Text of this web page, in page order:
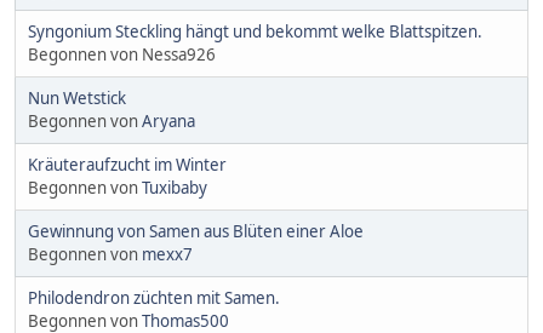
Syngonium Steckling hängt und bekommt welke Blattspitzen.
Begonnen von Nessa926
Nun Wetstick
Begonnen vonAryana
Kräuteraufzucht im Winter
Begonnen vonTuxibaby
Gewinnung von Samen aus Blüten einer Aloe
Begonnen von mexx7
Philodendron züchten mit Samen.
Begonnen vonThomas500